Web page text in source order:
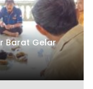
Barat Gelar